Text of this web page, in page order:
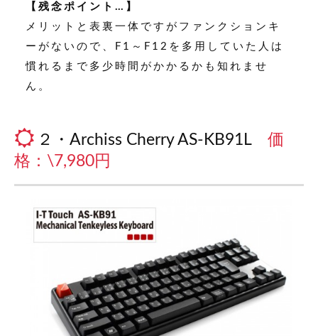
【残念ポイント…】
メリットと表裏一体ですがファンクションキ
ーがないので、F1～F12を多用していた人は
慣れるまで多少時間がかかるかも知れませ
ん。
２・Archiss Cherry AS-KB91L 価
格：\7,980円